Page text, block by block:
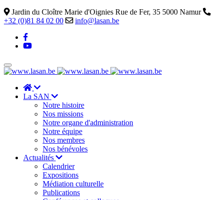
Jardin du Cloître Marie d'Oignies Rue de Fer, 35 5000 Namur
+32 (0)81 84 02 00
info@lasan.be
La SAN
Notre histoire
Nos missions
Notre organe d'administration
Notre équipe
Nos membres
Nos bénévoles
Actualités
Calendrier
Expositions
Médiation culturelle
Publications